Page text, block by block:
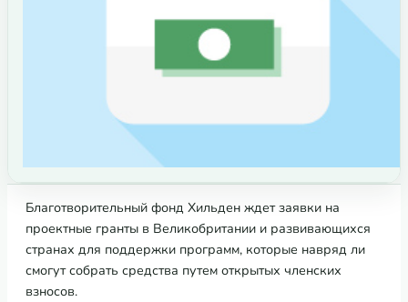
Благотворительный фонд Хильден ждет заявки на
проектные гранты в Великобритании и развивающихся
странах для поддержки программ, которые навряд ли
смогут собрать средства путем открытых членских
взносов.